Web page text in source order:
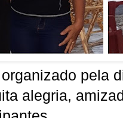
pela
alegria,